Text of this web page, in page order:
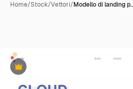
Home/Stock/Vettori/Modello di landing
Premium